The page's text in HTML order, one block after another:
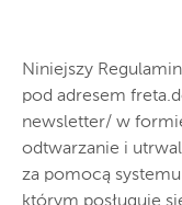
Niniejszy
pod adresem
newsletter/ w
odtwarzanie i
za pomocą